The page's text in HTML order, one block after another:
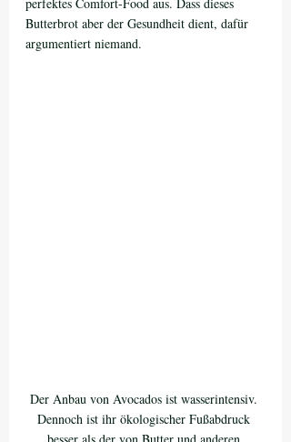
Butterbrot aber der Gesundheit dient, dafür
argumentiert niemand.
Der Anbau von Avocados ist wasserintensiv.
Dennoch ist ihr ökologischer Fußabdruck
besser als der von Butter und anderen